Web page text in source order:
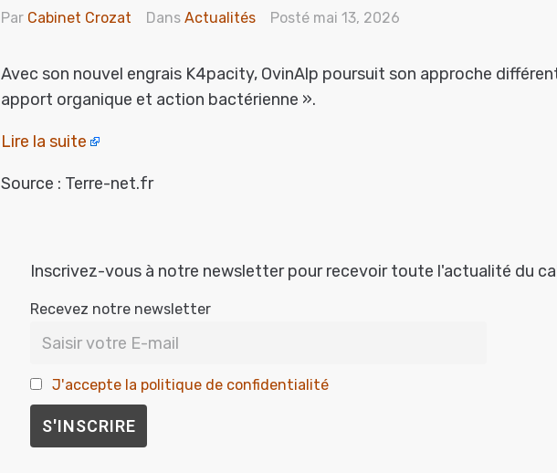
Par Cabinet Crozat Dans Actualités Posté mai 13, 2026
Avec son nouvel engrais K4pacity, OvinAlp poursuit son approche
apport organique et action bactérienne ».
Lire la suite
Source : Terre-net.fr
Inscrivez-vous à notre newsletter pour recevoir toute l'actualité du
Recevez notre newsletter
J'accepte la politique de confidentialité